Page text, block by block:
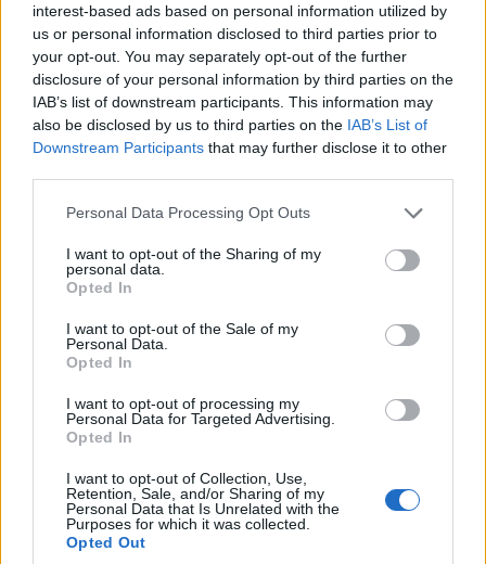
interest-based ads based on personal information utilized by
us or personal information disclosed to third parties prior to
your opt-out. You may separately opt-out of the further
disclosure of your personal information by third parties on the
IAB’s list of downstream participants. This information may
also be disclosed by us to third parties on the IAB’s List of
Downstream Participants that may further disclose it to other
Please note that this website/app uses one or more Google
not limited to your visit or usage behaviour. You may click to
grant or deny consent to Google and its third-party tags to
use your data for below specified purposes in below Google
consent section.
Personal Data Processing Opt Outs
I want to opt-out of the Sharing of my
personal data.
Opted In
I want to opt-out of the Sale of my
Personal Data.
Opted In
I want to opt-out of processing my
Personal Data for Targeted Advertising.
Opted In
I want to opt-out of Collection, Use,
Retention, Sale, and/or Sharing of my
Personal Data that Is Unrelated with the
Purposes for which it was collected.
Opted Out
e-ΕΦΚΑ και ΔΥΠΑ: Πληρωμές 56,7
εκατομμυρίων ευρώ έως τις 14 Αυγούστου
8/08/2026 - 12:41μμ
ΕΛΛΑΔΑ
Γαβούστημα 2026: Το μεγάλο πολιτιστικό
συναπάντημα διοργανώνει ο Πολιτιστικός
Λαογραφικός Σύλλογος Καππαδοκών Κόνιτσας
«Οι Ρίζες»
8/08/2026 - 12:15μμ